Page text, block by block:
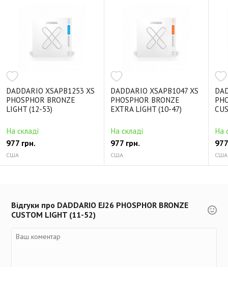
DADDARIO XSAPB1253 XS
PHOSPHOR BRONZE
LIGHT (12-53)
На складі
977 грн.
США
DADDARIO XSAPB1047 XS
PHOSPHOR BRONZE
EXTRA LIGHT (10-47)
На складі
977 грн.
США
На
США
Відгуки про DADDARIO EJ26 PHOSPHOR BRONZE
CUSTOM LIGHT (11-52)